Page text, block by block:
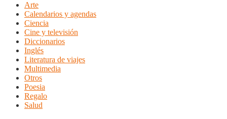
Arte
Calendarios y agendas
Ciencia
Cine y televisión
Diccionarios
Inglés
Literatura de viajes
Multimedia
Otros
Poesia
Regalo
Salud